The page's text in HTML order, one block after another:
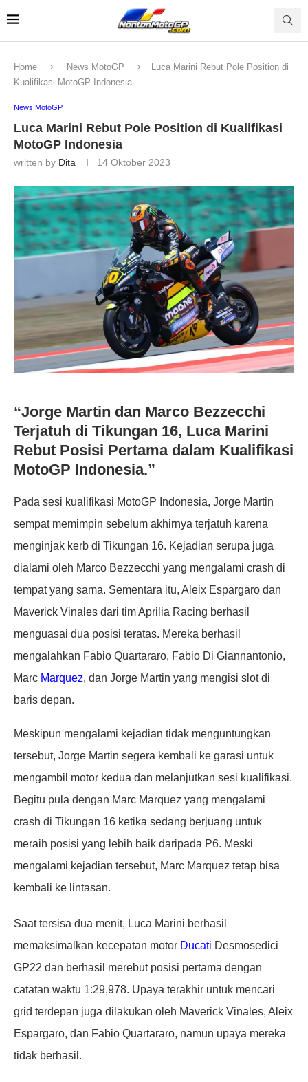
Home News MotoGP
Luca Marini Rebut Pole Position di
Kualifikasi MotoGP Indonesia
News MotoGP
Luca Marini Rebut Pole Position di Kualifikasi
MotoGP Indonesia
written by Dita 14 Oktober 2023
“Jorge Martin dan Marco Bezzecchi
Terjatuh di Tikungan 16, Luca Marini
Rebut Posisi Pertama dalam Kualifikasi
MotoGP Indonesia.”
Pada sesi kualifikasi MotoGP Indonesia, Jorge Martin
sempat memimpin sebelum akhirnya terjatuh karena
menginjak kerb di Tikungan 16. Kejadian serupa juga
dialami oleh Marco Bezzecchi yang mengalami crash di
tempat yang sama. Sementara itu, Aleix Espargaro dan
Maverick Vinales dari tim Aprilia Racing berhasil
menguasai dua posisi teratas. Mereka berhasil
mengalahkan Fabio Quartararo, Fabio Di Giannantonio,
Marc Marquez, dan Jorge Martin yang mengisi slot di
baris depan.
Meskipun mengalami kejadian tidak menguntungkan
tersebut, Jorge Martin segera kembali ke garasi untuk
mengambil motor kedua dan melanjutkan sesi kualifikasi.
Begitu pula dengan Marc Marquez yang mengalami
crash di Tikungan 16 ketika sedang berjuang untuk
meraih posisi yang lebih baik daripada P6. Meski
mengalami kejadian tersebut, Marc Marquez tetap bisa
kembali ke lintasan.
Saat tersisa dua menit, Luca Marini berhasil
memaksimalkan kecepatan motor Ducati Desmosedici
GP22 dan berhasil merebut posisi pertama dengan
catatan waktu 1:29,978. Upaya terakhir untuk mencari
grid terdepan juga dilakukan oleh Maverick Vinales, Aleix
Espargaro, dan Fabio Quartararo, namun upaya mereka
tidak berhasil.